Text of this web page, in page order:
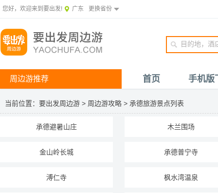
您好，欢迎来到要出发! 广东 更换省份
周边游推荐 首页 手机版
当前位置： 要出发周边游 > 周边游攻略 > 承德旅游景点列表
承德避暑山庄 木兰围场
金山岭长城 承德普宁寺
溥仁寺 枫水湾温泉